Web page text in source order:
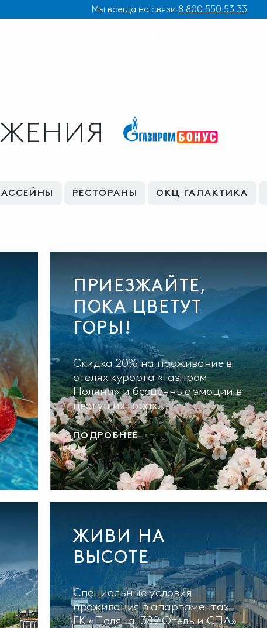
Мы всегда на связи 8 800 550 53 33
РЕСТОРАНЫ ОКЦ ГАЛАКТИКА
ПРИЕЗЖАЙТЕ,
ПОКА ЦВЕТУТ
ГОРЫ!
Скидка 20% на проживание в
отелях курорта «Газпром
Поляна» и бесценные эмоции в
цветущих горах.
ПОДРОБНЕЕ
ЖИВИ НА
ВЫСОТЕ
Специальные условия
проживания в апартаментах
ГК «Поляна 1389 Отель и СПА»